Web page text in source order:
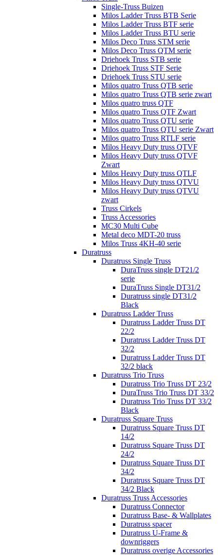
Single-Truss Buizen
Milos Ladder Truss BTB Serie
Milos Ladder Truss BTF serie
Milos Ladder Truss BTU serie
Milos Deco Truss STM serie
Milos Deco Truss QTM serie
Driehoek Truss STB serie
Driehoek Truss STF Serie
Driehoek Truss STU serie
Milos quatro Truss QTB serie
Milos quatro Truss QTB serie zwart
Milos quatro truss QTF
Milos quatro Truss QTF Zwart
Milos quatro Truss QTU serie
Milos quatro Truss QTU serie Zwart
Milos quatro Truss RTLF serie
Milos Heavy Duty truss QTVF
Milos Heavy Duty truss QTVF
Zwart
Milos Heavy Duty truss QTLF
Milos Heavy Duty truss QTVU
Milos Heavy Duty truss QTVU
zwart
Truss Cirkels
Truss Accessories
MC30 Multi Cube
Metal deco MDT-20 truss
Milos Truss 4KH-40 serie
Duratruss
Duratruss Single Truss
DuraTruss single DT21/2
serie
DuraTruss Single DT31/2
Duratruss single DT31/2
Black
Duratruss Ladder Truss
Duratruss Ladder Truss DT
22/2
Duratruss Ladder Truss DT
32/2
Duratruss Ladder Truss DT
32/2 black
Duratruss Trio Truss
Duratruss Trio Truss DT 23/2
DuraTruss Trio Truss DT 33/2
Duratruss Trio Truss DT 33/2
Black
Duratruss Square Truss
Duratruss Square Truss DT
14/2
Duratruss Square Truss DT
24/2
Duratruss Square Truss DT
34/2
Duratruss Square Truss DT
34/2 Black
Duratruss Truss Accessories
Duratruss Connector
Duratruss Base- & Wallplates
Duratruss spacer
Duratruss U-Frame &
downriggers
Duratruss overige Accessories